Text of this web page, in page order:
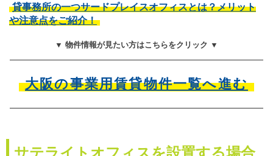
貸事務所の一つサードプレイスオフィスとは？メリット
や注意点をご紹介！
▼ 物件情報が見たい方はこちらをクリック ▼
大阪の事業用賃貸物件一覧へ進む